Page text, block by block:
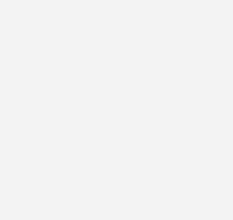
ihre Kosten. Die Switch
der Woche zur